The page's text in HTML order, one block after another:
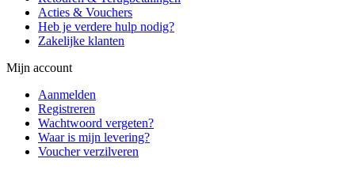
Acties & Vouchers
Heb je verdere hulp nodig?
Zakelijke klanten
Mijn account
Aanmelden
Registreren
Wachtwoord vergeten?
Waar is mijn levering?
Voucher verzilveren